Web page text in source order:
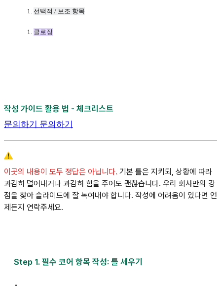
선택적 / 보조 항목
클로징
작성 가이드 활용 법 - 체크리스트
문의하기 문의하기
이곳의 내용이 모두 정답은 아닙니다. 기본 틀은 지키되, 상황에 따라
과감히 덜어내거나 과감히 힘을 주어도 괜찮습니다. 우리 회사만의 강
점을 찾아 슬라이드에 잘 녹여내야 합니다. 작성에 어려움이 있다면 언
제든지 연락주세요.
Step 1. 필수 코어 항목 작성: 틀 세우기
•